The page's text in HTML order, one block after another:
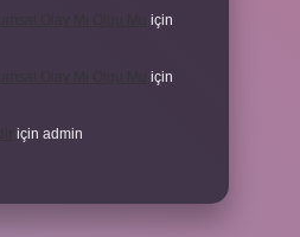
için
için
için admin